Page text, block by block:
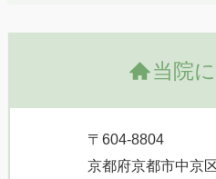
当院
〒604-8804
京都府京都市中京